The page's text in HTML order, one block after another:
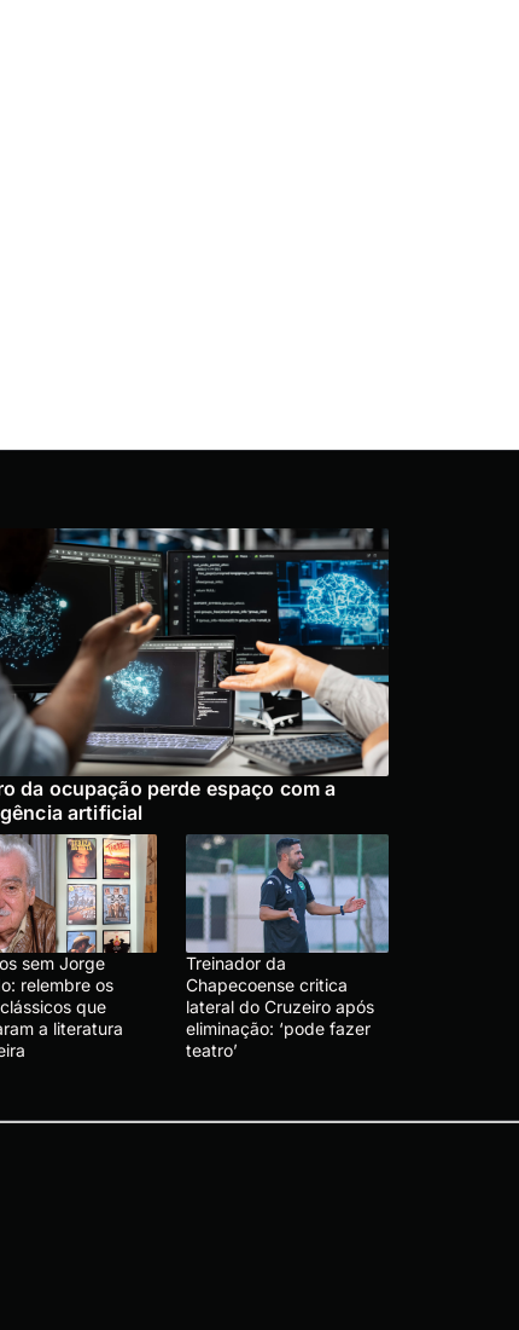
da ocupação perde espaço com a
artificial
sem Jorge
relembre os
que
a literatura
Treinador da
Chapecoense critica
lateral do Cruzeiro após
eliminação: ‘pode fazer
teatro’